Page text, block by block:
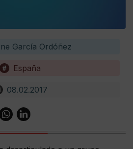
García Ordóñez
España
08.02.2017